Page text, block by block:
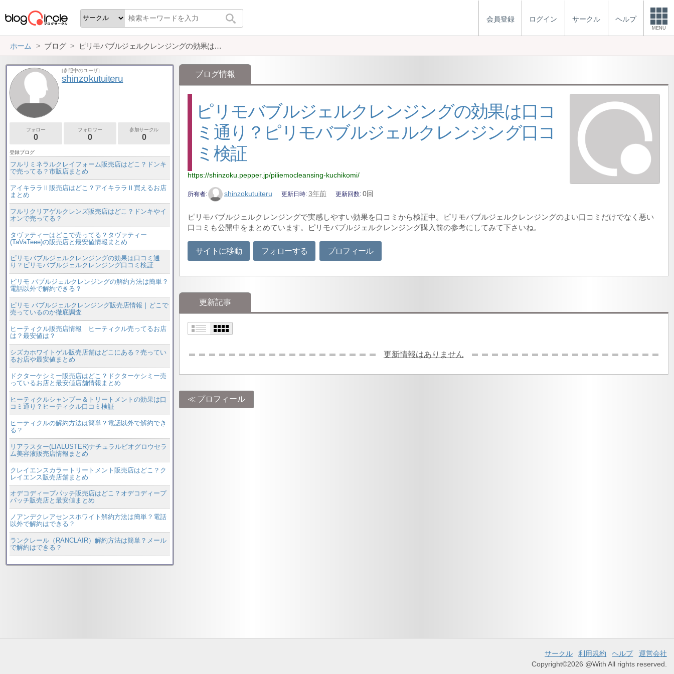
会員登録 ログイン サークル ヘルプ
MENU
ホーム ブログ ピリモバブルジェルクレンジングの効果は口コミ通り？ピリモバブルジェルクレンジング口コミ検証
ブログ情報
ピリモバブルジェルクレンジングの効果は口コ
ミ通り？ピリモバブルジェルクレンジング口コ
ミ検証
https://shinzoku.pepper.jp/piliemocleansing-kuchikomi/
所有者 shinzokutuiteru 更新日時 3年前 更新回数 0回
ピリモバブルジェルクレンジングで実感しやすい効果を口コミから検証中。ピリモバブルジェルクレンジングのよい口コミだけでなく悪い
口コミも公開中をまとめています。ピリモバブルジェルクレンジング購入前の参考にしてみて下さいね。
サイトに移動 フォローする プロフィール
更新記事
更新情報はありません
プロフィール
[参照中のユーザ]
shinzokutuiteru
フォロー
0
フォロワー
0
参加サークル
0
登録ブログ
フルリミネラルクレイフォーム販売店はどこ？ドンキ
で売ってる？市販店まとめ
アイキララⅡ販売店はどこ？アイキララⅡ買えるお店
まとめ
フルリクリアゲルクレンズ販売店はどこ？ドンキやイ
オンで売ってる？
タヴァティーはどこで売ってる？タヴァティー
(TaVaTeee)の販売店と最安値情報まとめ
ピリモバブルジェルクレンジングの効果は口コミ通
り？ピリモバブルジェルクレンジング口コミ検証
ピリモ バブルジェルクレンジングの解約方法は簡単？
電話以外で解約できる？
ピリモ バブルジェルクレンジング販売店情報｜どこで
売っているのか徹底調査
ヒーティクル販売店情報｜ヒーティクル売ってるお店
は？最安値は？
シズカホワイトゲル販売店舗はどこにある？売ってい
るお店や最安値まとめ
ドクターケシミー販売店はどこ？ドクターケシミー売
っているお店と最安値店舗情報まとめ
ヒーティクルシャンプー＆トリートメントの効果は口
コミ通り？ヒーティクル口コミ検証
ヒーティクルの解約方法は簡単？電話以外で解約でき
る？
リアラスター(LIALUSTER)ナチュラルビオグロウセラ
ム美容液販売店情報まとめ
クレイエンスカラートリートメント販売店はどこ？ク
レイエンス販売店舗まとめ
オデコディープパッチ販売店はどこ？オデコディープ
パッチ販売店と最安値まとめ
ノアンデクレアセンスホワイト解約方法は簡単？電話
以外で解約はできる？
ランクレール（RANCLAIR）解約方法は簡単？メール
で解約はできる？
サークル 利用規約 ヘルプ
運営会社
Copyright©2026 @With All rights reserved.